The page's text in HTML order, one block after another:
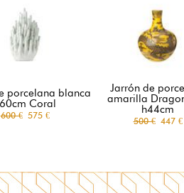
porcelana blanca
Coral
600 €575 €
Jarrón de
amarilla
h44cm
500 €447 €